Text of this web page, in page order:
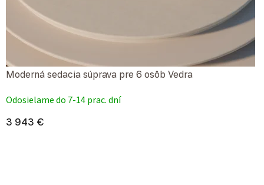
Moderná sedacia súprava pre 6 osôb Vedra
Odosielame do 7-14 prac. dní
3 943 €